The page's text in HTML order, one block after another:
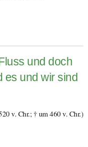
und doch
es und wir sind
v. Chr.; † um 460 v. Chr.)